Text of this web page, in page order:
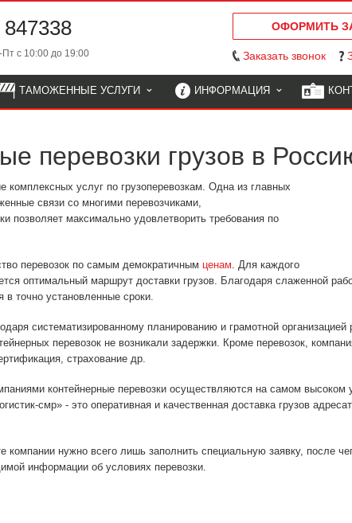
с 10:00 до 19:00
ОФОРМИТЬ
Заказать звонок
ТАМОЖЕННЫЕ УСЛУГИ ИНФОРМАЦИЯ
перевозки грузов в
комплексных услуг по грузоперевозкам. Одна из главных
связи со многими перевозчиками,
позволяет максимально удовлетворить требования по
перевозок по самым демократичным ценам. Для каждого
оптимальный маршрут доставки грузов. Благодаря слаженной
точно установленные сроки.
систематизированному планированию и грамотной организацией
перевозок не возникали задержки. Кроме перевозок,
страхование др.
контейнерные перевозки осуществляются на самом высоком
смр» - это оперативная и качественная доставка грузов
компании нужно всего лишь заполнить специальную заявку, после
информации об условиях перевозки.